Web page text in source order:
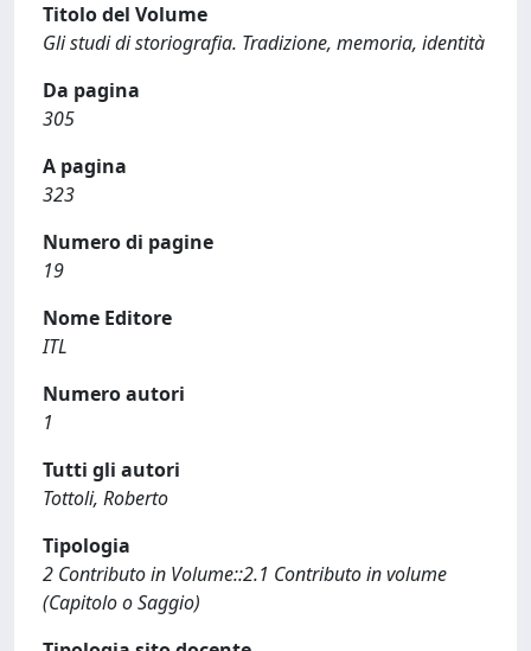
Titolo del Volume
Gli studi di storiografia. Tradizione, memoria, identità
Da pagina
305
A pagina
323
Numero di pagine
19
Nome Editore
ITL
Numero autori
1
Tutti gli autori
Tottoli, Roberto
Tipologia
2 Contributo in Volume::2.1 Contributo in volume
(Capitolo o Saggio)